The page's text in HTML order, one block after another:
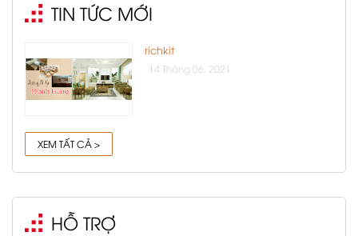
TIN TỨC MỚI
richkit
14 Tháng 06, 2021
XEM TẤT CẢ >
HỖ TRỢ